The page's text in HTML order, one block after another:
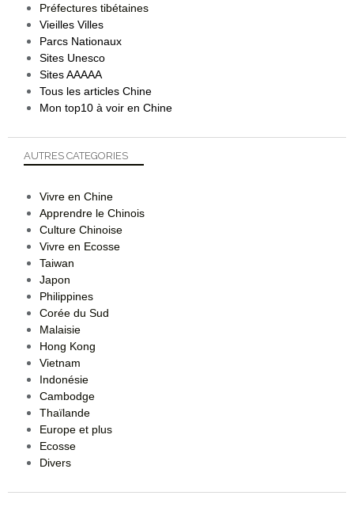
Préfectures tibétaines
Vieilles Villes
Parcs Nationaux
Sites Unesco
Sites AAAAA
Tous les articles Chine
Mon top10 à voir en Chine
AUTRES CATEGORIES
Vivre en Chine
Apprendre le Chinois
Culture Chinoise
Vivre en Ecosse
Taiwan
Japon
Philippines
Corée du Sud
Malaisie
Hong Kong
Vietnam
Indonésie
Cambodge
Thaïlande
Europe et plus
Ecosse
Divers